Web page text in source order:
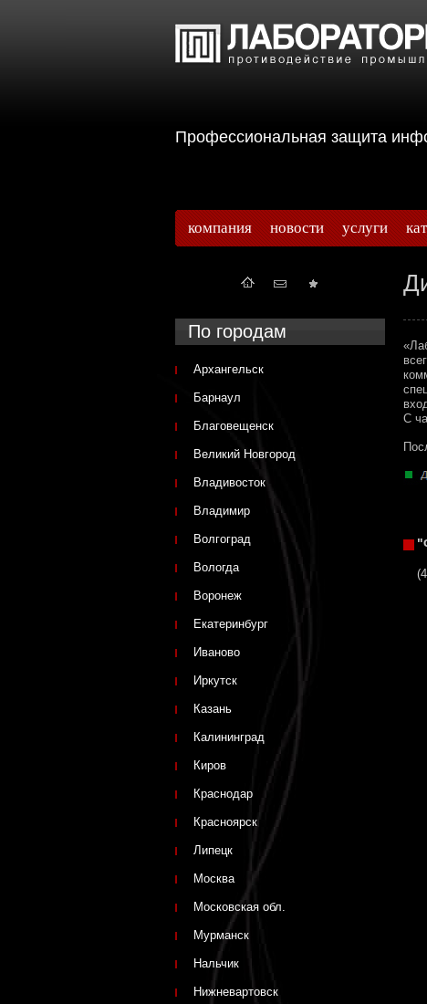
Профессиональная защита
компания новости услуги
С
По городам
Архангельск
Барнаул
Благовещенск
Великий Новгород
Владивосток
Владимир
Волгоград
Вологда
Воронеж
Екатеринбург
Иваново
Иркутск
Казань
Калининград
Киров
Краснодар
Красноярск
Липецк
Москва
Московская обл.
Мурманск
Нальчик
Нижневартовск